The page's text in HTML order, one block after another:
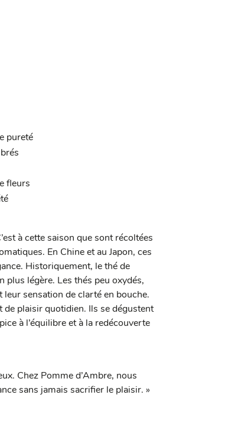
pureté
fleurs
à cette saison que sont récoltées
En Chine et au Japon, ces
Historiquement, le thé de
plus légère. Les thés peu oxydés,
sensation de clarté en bouche.
de plaisir quotidien. Ils se dégustent
à l’équilibre et à la redécouverte
Chez Pomme d’Ambre, nous
sans jamais sacrifier le plaisir. »